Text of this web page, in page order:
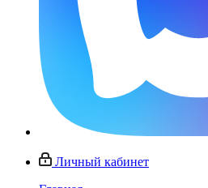
Личный кабинет